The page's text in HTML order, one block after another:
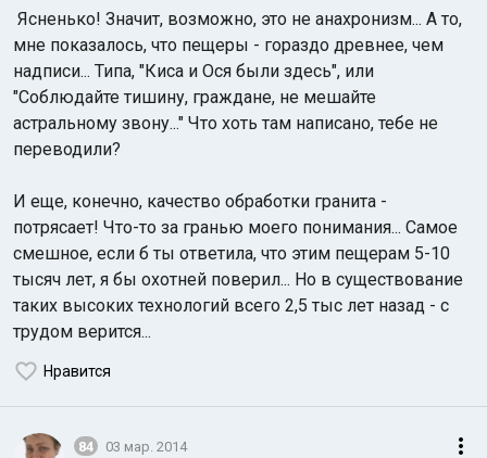
Ясненько! Значит, возможно, это не анахронизм... А то,
мне показалось, что пещеры - гораздо древнее, чем
надписи... Типа, "Киса и Ося были здесь", или
"Соблюдайте тишину, граждане, не мешайте
астральному звону..." Что хоть там написано, тебе не
переводили?
И еще, конечно, качество обработки гранита -
потрясает! Что-то за гранью моего понимания... Самое
смешное, если б ты ответила, что этим пещерам 5-10
тысяч лет, я бы охотней поверил... Но в существование
таких высоких технологий всего 2,5 тыс лет назад - с
трудом верится...
Нравится
84 03 мар. 2014